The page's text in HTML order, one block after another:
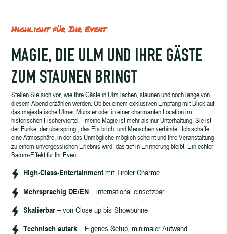
Highlight für Ihr Event
MAGIE, DIE ULM UND IHRE GÄSTE
ZUM STAUNEN BRINGT
Stellen Sie sich vor, wie Ihre Gäste in Ulm lachen, staunen und noch lange von
diesem Abend erzählen werden. Ob bei einem exklusiven Empfang mit Blick auf
das majestätische Ulmer Münster oder in einer charmanten Location im
historischen Fischerviertel – meine Magie ist mehr als nur Unterhaltung. Sie ist
der Funke, der überspringt, das Eis bricht und Menschen verbindet. Ich schaffe
eine Atmosphäre, in der das Unmögliche möglich scheint und Ihre Veranstaltung
zu einem unvergesslichen Erlebnis wird, das tief in Erinnerung bleibt. Ein echter
Bamm-Effekt für Ihr Event.
High-Class-Entertainmentmit Tiroler Charme
Mehrsprachig DE/EN– international einsetzbar
Skalierbar– von Close-up bis Showbühne
Technisch autark– Eigenes Setup, minimaler Aufwand